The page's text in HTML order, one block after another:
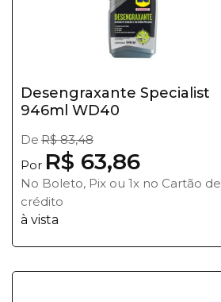
Desengraxante Specialist
946ml WD40
De R$ 83,48
Por R$ 63,86
No Boleto, Pix ou 1x no Cartão de
crédito
à vista